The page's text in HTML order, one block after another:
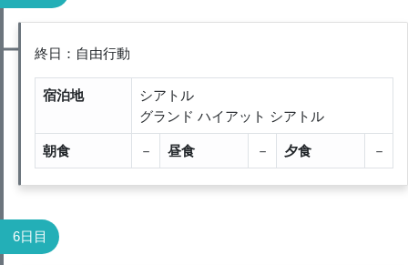
終日：自由行動
宿泊地
シアトル
グランド ハイアット シアトル
朝食 － 昼食 － 夕食 －
6日目